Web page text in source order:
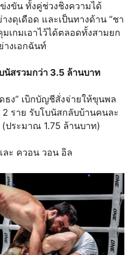
งขัน ทั้งคู่ช่วงชิงความได้
งดุเดือด และเป็นทางด้าน “ชา
เกมเอาไว้ได้ตลอดทั้งสามยก
างเอกฉันท์
สรวมกว่า 3.5 ล้านบาท
ธง” เบิกบัญชีสั่งจ่ายให้ขุนพล
ราย รับโบนัสกลับบ้านคนละ
ประมาณ 1.75 ล้านบาท)
ละ ควอน วอน อิล